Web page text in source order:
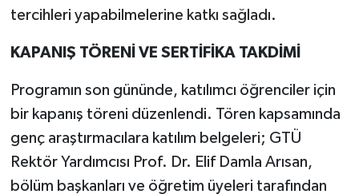
tercihleri yapabilmelerine katkı sağladı.
KAPANIŞ TÖRENİ VE SERTİFİKA TAKDİMİ
Programın son gününde, katılımcı öğrenciler için
bir kapanış töreni düzenlendi. Tören kapsamında
genç araştırmacılara katılım belgeleri; GTÜ
Rektör Yardımcısı Prof. Dr. Elif Damla Arısan,
bölüm başkanları ve öğretim üyeleri tarafından